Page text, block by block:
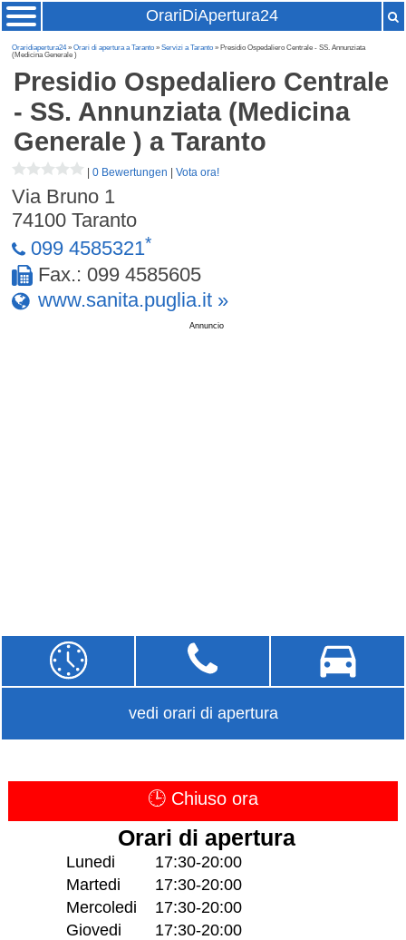
OrariDiApertura24
Oraridiapertura24»Orari di apertura a Taranto »Servizi a Taranto » Presidio Ospedaliero Centrale - SS. Annunziata
(Medicina Generale )
Presidio Ospedaliero Centrale
- SS. Annunziata (Medicina
Generale ) a Taranto
|0 Bewertungen |Vota ora!
Via Bruno 1
74100 Taranto
099 4585321*
Fax.: 099 4585605
www.sanita.puglia.it »
Annuncio
vedi orari di apertura
🕒 Chiuso ora
Orari di apertura
Lunedi
17:30-20:00
Martedi
17:30-20:00
Mercoledi
17:30-20:00
Giovedi
17:30-20:00